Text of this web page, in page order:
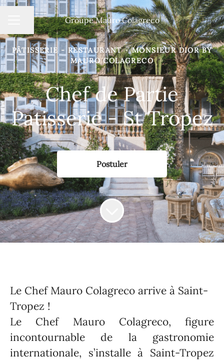
MENU CARRIÈREGroupe Mauro Colagreco
Partager la page
PÂTISSERIE - RESTAURANT · MONSIEUR DIOR BY
MAURO COLAGRECO
Chef de Partie
Patisserie - St Tropez
Postuler
Le Chef Mauro Colagreco arrive à Saint-
Tropez !
Le Chef Mauro Colagreco, figure
incontournable de la gastronomie
internationale, s’installe à Saint-Tropez